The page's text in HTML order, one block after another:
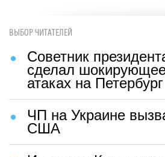
ВЫБОР ЧИТАТЕЛЕЙ
Советник
сделал
атаках на Петербург
ЧП на Украине
США